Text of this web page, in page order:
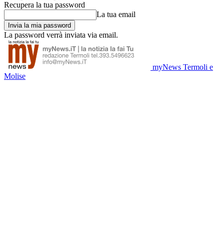
Recupera la tua password
La tua email
La password verrà inviata via email.
myNews Termoli e
Molise